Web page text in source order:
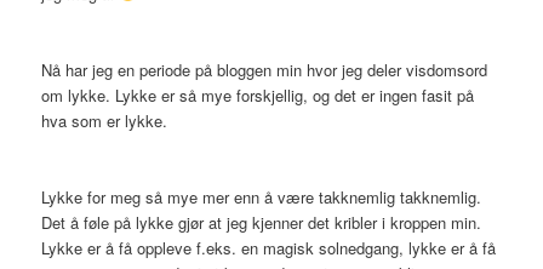
Nå har jeg en periode på bloggen min hvor jeg deler visdomsord
om lykke. Lykke er så mye forskjellig, og det er ingen fasit på
hva som er lykke.
Lykke for meg så mye mer enn å være takknemlig takknemlig.
Det å føle på lykke gjør at jeg kjenner det kribler i kroppen min.
Lykke er å få oppleve f.eks. en magisk solnedgang, lykke er å få